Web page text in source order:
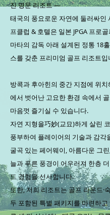
진 명문 리조트 ―
태국의 풍요로운 자연에 둘러싸인
프클럽 & 호텔은 일본 JPGA 프로
마타의 감독 아래 설계된 정통 18
스를 갖춘 프리미엄 골프 리조트입
방콕과 후아힌의 중간 지점에 위
에서 벗어난 고요한 환경 속에서
마음껏 즐기실 수 있습니다.
자연 지형을巧妙(교묘)하게 살린
풍부하여 플레이어의 기술과 감각
굴곡 있는 페어웨이, 아름다운 그
늘과 푸른 풍경이 어우러져 한층
드 경험을 선사합니다.
또한, 저희 리조트는 골프 라운드·
두 포함된 특별 패키지를 마련하